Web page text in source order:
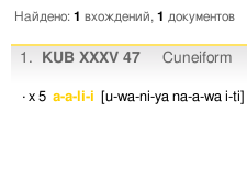
Найдено: 1 вхождений, 1 документов
1. KUB XXXV 47 Cuneiform
· x 5 a-a-li-i [u-wa-ni-ya na-a-wa i-ti]